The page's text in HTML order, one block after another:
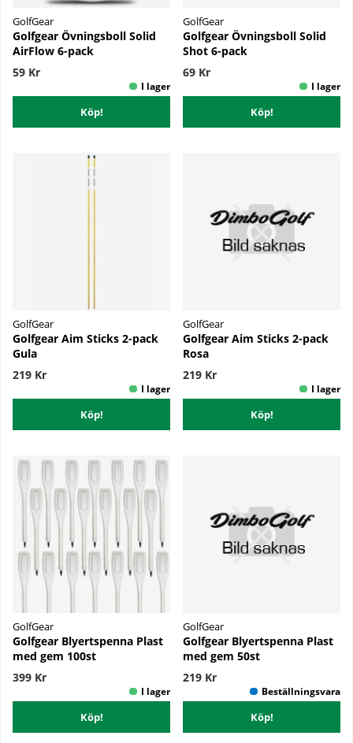
GolfGear
Golfgear Övningsboll Solid
AirFlow 6-pack
59 Kr
Köp!
GolfGear
Golfgear Övningsboll Solid
Shot 6-pack
69 Kr
Köp!
GolfGear
Golfgear Aim Sticks 2-pack
Gula
219 Kr
Köp!
GolfGear
Golfgear Aim Sticks 2-pack
Rosa
219 Kr
Köp!
GolfGear
Golfgear Blyertspenna Plast
med gem 100st
399 Kr
Köp!
GolfGear
Golfgear Blyertspenna Plast
med gem 50st
219 Kr
Köp!